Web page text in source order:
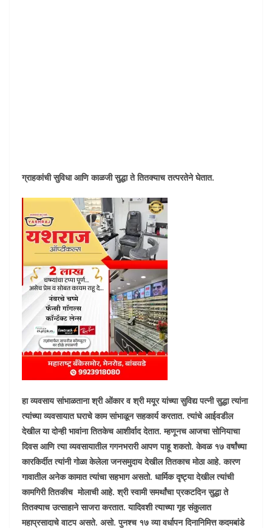
ग्राहकांची सुविधा आणि काळजी सुद्धा ते तितक्याच तत्परतेने घेतात.
हा व्यवसाय सांभाळताना श्री ओंकार व श्री मयूर यांच्या सुविद्य पत्नी सुद्धा त्यांना
त्यांच्या व्यवसायात घराचे काम सांभाळून सहकार्य करतात. त्यांचे आईवडील
देखील या दोन्ही भावांना तितकेच आशीर्वाद देतात. म्हणूनच आजचा सोनियाचा
दिवस आणि त्या व्यवसायातील गगनभरारी आपण पाहू शकतो. केवळ १७ वर्षांच्या
कारकिर्दीत त्यांनी गोळा केलेला जनसमुदाय देखील तितकाच मोठा आहे. कारण
गावातील अनेक कामात त्यांचा सहभाग असतो. धार्मिक दृष्ट्या देखील त्यांची
कामगिरी तितकीच मोलाची आहे. श्री स्वामी समर्थांचा प्रकटदिन सुद्धा ते
तितक्याच उत्साहाने साजरा करतात. यादिवशी त्याच्या गृह संकुलात
महाप्रसादाचे वाटप असते. असो. पुनश्च १७ व्या वर्धापन दिनानिमित्त कदमबांडे